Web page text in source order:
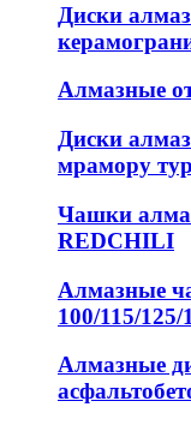
Диски
Алмазные
Диски
мрамору
Чашки
REDCHILI
Алмазные
100/115/
Алмазные